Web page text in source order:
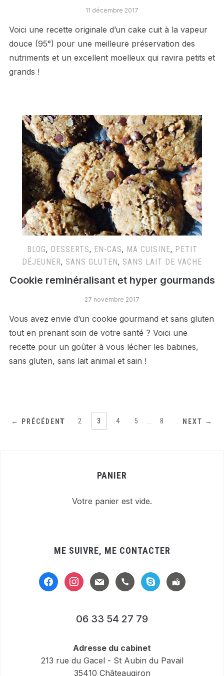
11 décembre 2017
Voici une recette originale d’un cake cuit à la vapeur
douce (95°) pour une meilleure préservation des
nutriments et un excellent moelleux qui ravira petits et
grands !
BLOG, DESSERTS, EN-CAS, MA CUISINE, PETIT
DÉJEUNER, SANS GLUTEN, SANS LAIT DE VACHE
Cookie reminéralisant et hyper gourmands
27 novembre 2017
Vous avez envie d’un cookie gourmand et sans gluten
tout en prenant soin de votre santé ? Voici une
recette pour un goûter à vous lécher les babines,
sans gluten, sans lait animal et sain !
← PRÉCÉDENT
1 2 3 4 5 8 NEXT →
PANIER
Votre panier est vide.
ME SUIVRE, ME CONTACTER
facebookinstagram
mail handsetskype
location-
alt
06 33 54 27 79
Adresse du cabinet
213 rue du Gacel - St Aubin du Pavail
35410 Châteaugiron